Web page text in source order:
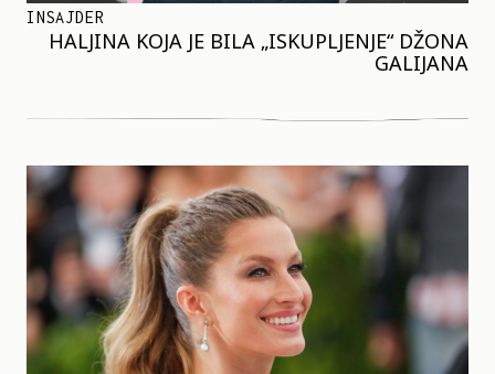
INSAJDER
HALJINA KOJA JE BILA „ISKUPLJENJE“ DŽONA
GALIJANA